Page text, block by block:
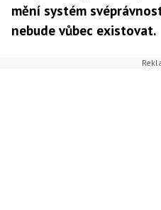
mění systém
nebude vůbec existovat.